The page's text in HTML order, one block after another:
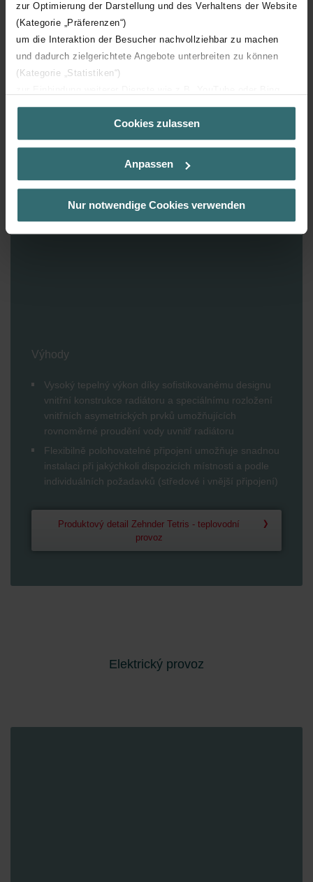
zur Optimierung der Darstellung und des Verhaltens der Website
(Kategorie „Präferenzen“)
um die Interaktion der Besucher nachvollziehbar zu machen
und dadurch zielgerichtete Angebote unterbreiten zu können
(Kategorie „Statistiken“)
(Kategorie „Marketing“)
Über „Details zeigen“ bzw. die Datenschutzerklärung erhalten
Sie weitere Informationen. Durch die Auswahl der Kategorie
der Auswahl von „Statistiken“ willigen Sie ein, dass wir Ihren
Besuchsverlauf auf unserer Website verwenden, um Ihnen die
bestmögliche Nutzererfahrung zu ermöglichen und Ihnen
osobních údajů
Zehnder Group Ibérica SAU: Política de privacidad
Zehnder Group Italia S.r.l.: Privacy
Zehnder Group İç Mekan İklimlendirme Sanayi ve Ticaret
Limitet Şirketi: Web Sitesi Çerezleri
Zehnder Group Nederland bv: Privacyverklaringen
Zehnder Group Sales International: Privacy Policy
Zehnder Group Schweiz AG: Datenschutz
Zehnder Group UK Limited: Privacy Policy
Cookies zulassen
Anpassen
Nur notwendige Cookies verwenden
Varianty provozu
Teplovodní provoz
Výhody
Vysoký tepelný výkon díky sofistikovanému designu
vnitřní konstrukce radiátoru a speciálnímu rozložení
vnitřních asymetrických prvků umožňujících
rovnoměrné proudění vody uvnitř radiátoru
Flexibilně polohovatelné připojení umožňuje snadnou
instalaci při jakýchkoli dispozicích místnosti a podle
individuálních požadavků (středové i vnější připojení)
Produktový detail Zehnder Tetris - teplovodní
provoz
Elektrický provoz